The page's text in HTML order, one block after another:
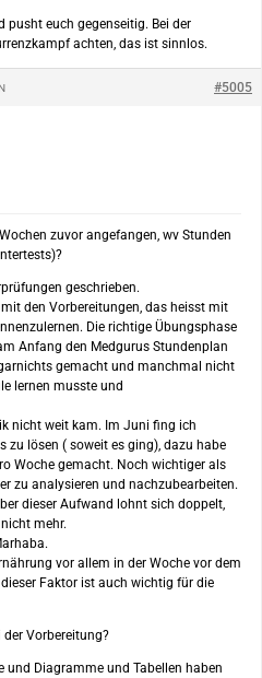
pusht euch gegenseitig. Bei der
achten, das ist sinnlos.
#5005
zuvor angefangen, wv Stunden
geschrieben.
den Vorbereitungen, das heisst mit
Die richtige Übungsphase
Anfang den Medgurus Stundenplan
gemacht und manchmal nicht
lernen musste und
nicht weit kam. Im Juni fing ich
zu lösen ( soweit es ging), dazu habe
Woche gemacht. Noch wichtiger als
zu analysieren und nachzubearbeiten.
dieser Aufwand lohnt sich doppelt,
mehr.
vor allem in der Woche vor dem
Faktor ist auch wichtig für die
Vorbereitung?
Diagramme und Tabellen haben